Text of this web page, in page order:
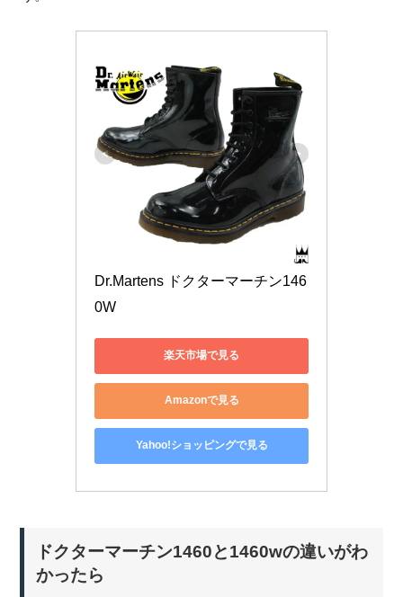
Dr.Martens ドクターマーチン146
0W
楽天市場で見る
Amazonで見る
Yahoo!ショッピングで見る
ドクターマーチン1460と1460wの違いがわ
かったら